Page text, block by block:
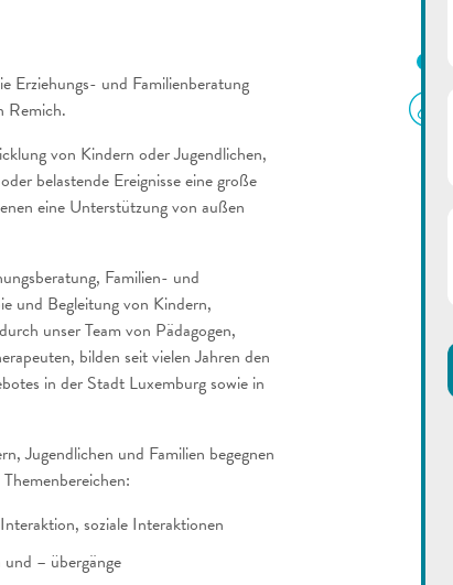
Erziehungs- und Familienberatung
Remich.
von Kindern oder Jugendlichen,
belastende Ereignisse eine große
eine Unterstützung von außen
Familien- und
und Begleitung von Kindern,
unser Team von Pädagogen,
bilden seit vielen Jahren den
in der Stadt Luxemburg sowie in
Jugendlichen und Familien begegnen
soziale Interaktionen
– übergänge